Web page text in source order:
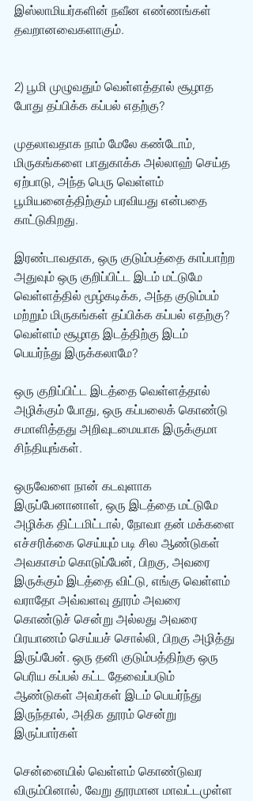
இஸ்லாமியர்களின் நவீன எண்ணங்கள்
தவறானவைகளாகும்.
2) பூமி முழுவதும் வெள்ளத்தால் சூழாத
போது தப்பிக்க கப்பல் எதற்கு?
முதலாவதாக நாம் மேலே கண்டோம்,
மிருகங்களை பாதுகாக்க அல்லாஹ் செய்த
ஏற்பாடு, அந்த பெரு வெள்ளம்
பூமியனைத்திற்கும் பரவியது என்பதை
காட்டுகிறது.
இரண்டாவதாக, ஒரு குடும்பத்தை காப்பாற்ற
அதுவும் ஒரு குறிப்பிட்ட இடம் மட்டுமே
வெள்ளத்தில் மூழ்கடிக்க, அந்த குடும்பம்
மற்றும் மிருகங்கள் தப்பிக்க கப்பல் எதற்கு?
வெள்ளம் சூழாத இடத்திற்கு இடம்
பெயர்ந்து இருக்கலாமே?
ஒரு குறிப்பிட்ட இடத்தை வெள்ளத்தால்
அழிக்கும் போது, ஒரு கப்பலைக் கொண்டு
சமாளித்தது அறிவுடமையாக இருக்குமா
சிந்தியுங்கள்.
ஒருவேளை நான் கடவுளாக
இருப்பேனானாள், ஒரு இடத்தை மட்டுமே
அழிக்க திட்டமிட்டால், நோவா தன் மக்களை
எச்சரிக்கை செய்யும் படி சில ஆண்டுகள்
அவகாசம் கொடுப்பேன், பிறகு, அவரை
இருக்கும் இடத்தை விட்டு, எங்கு வெள்ளம்
வராதோ அவ்வளவு தூரம் அவரை
கொண்டுச் சென்று அல்லது அவரை
பிரயாணம் செய்யச் சொல்லி, பிறகு அழித்து
இருப்பேன். ஒரு தனி குடும்பத்திற்கு ஒரு
பெரிய கப்பல் கட்ட தேவைப்படும்
ஆண்டுகள் அவர்கள் இடம் பெயர்ந்து
இருந்தால், அதிக தூரம் சென்று
இருப்பார்கள்
சென்னையில் வெள்ளம் கொண்டுவர
விரும்பினால், வேறு தூரமான மாவட்டமுள்ள